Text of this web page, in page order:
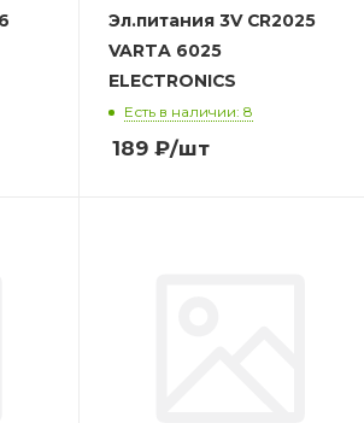
Эл.питания 3V CR2025
VARTA 6025
ELECTRONICS
Есть в наличии: 8
189₽/шт